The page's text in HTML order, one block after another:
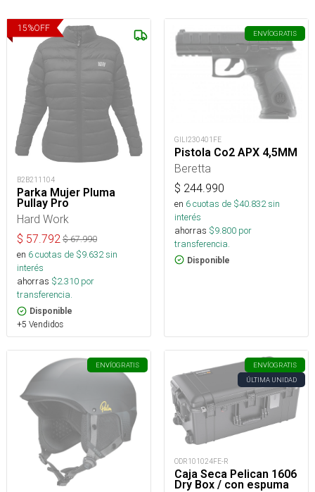
15%OFF
B2B211104
Parka Mujer Pluma
Pullay Pro
Hard Work
$ 57.792 $67.990
en 6cuotas de $9.632sin
interés
ahorras $2.310 por
transferencia.
Disponible
+5 Vendidos
ENVÍOGRATIS
GILI230401FE
Pistola Co2 APX 4,5MM
Beretta
$ 244.990
en 6cuotas de $40.832sin
interés
ahorras $9.800 por
transferencia.
Disponible
ENVÍOGRATIS ENVÍOGRATIS
ÚLTIMA UNIDAD
ODR101024FE-R
Caja Seca Pelican 1606
Dry Box / con espuma